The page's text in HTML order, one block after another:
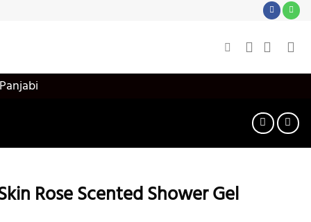
Rose Scented Shower Gel